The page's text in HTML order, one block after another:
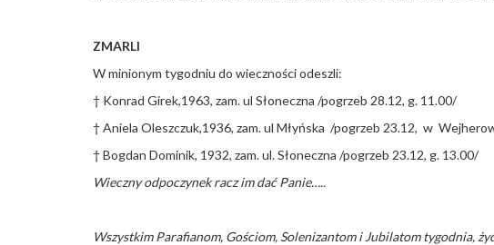
ZMARLI
W minionym tygodniu do wieczności odeszli:
† Konrad Girek,1963, zam. ul Słoneczna /pogrzeb 28.12, g. 11.00/
† Aniela Oleszczuk,1936, zam. ul Młyńska /pogrzeb 23.12, w
† Bogdan Dominik, 1932, zam. ul. Słoneczna /pogrzeb 23.12, g. 13.00/
Wieczny odpoczynek racz im dać Panie…..
Wszystkim Parafianom, Gościom, Solenizantom i Jubilatom tygodnia,